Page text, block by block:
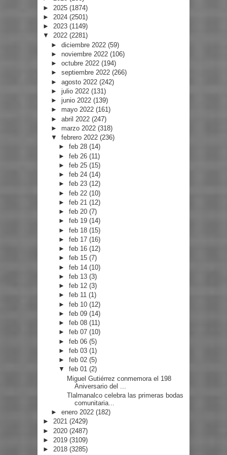
► 2025 (1874)
► 2024 (2501)
► 2023 (1149)
▼ 2022 (2281)
► diciembre 2022 (59)
► noviembre 2022 (106)
► octubre 2022 (194)
► septiembre 2022 (266)
► agosto 2022 (242)
► julio 2022 (131)
► junio 2022 (139)
► mayo 2022 (161)
► abril 2022 (247)
► marzo 2022 (318)
▼ febrero 2022 (236)
►feb 28(14)
►feb 26(11)
►feb 25(15)
►feb 24(14)
►feb 23(12)
►feb 22(10)
►feb 21(12)
►feb 20(7)
►feb 19(14)
►feb 18(15)
►feb 17(16)
►feb 16(12)
►feb 15(7)
►feb 14(10)
►feb 13(3)
►feb 12(3)
►feb 11(1)
►feb 10(12)
►feb 09(14)
►feb 08(11)
►feb 07(10)
►feb 06(5)
►feb 03(1)
►feb 02(5)
▼feb 01(2)
Miguel Gutiérrez conmemora el 198
Aniversario del ...
Tlalmanalco celebra las primeras bodas
comunitaria...
► enero 2022 (182)
► 2021 (2429)
► 2020 (2487)
► 2019 (3109)
► 2018 (3285)